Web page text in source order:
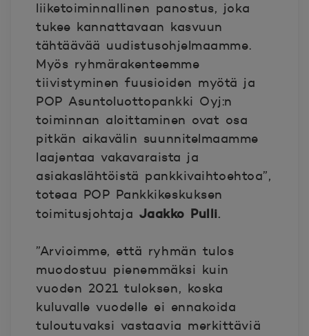
liiketoiminnallinen panostus, joka
tukee kannattavaan kasvuun
tähtäävää uudistusohjelmaamme.
Myös ryhmärakenteemme
tiivistyminen fuusioiden myötä ja
POP Asuntoluottopankki Oyj:n
toiminnan aloittaminen ovat osa
pitkän aikavälin suunnitelmaamme
laajentaa vakavaraista ja
asiakaslähtöistä pankkivaihtoehtoa”,
toteaa POP Pankkikeskuksen
toimitusjohtaja Jaakko Pulli.
”Arvioimme, että ryhmän tulos
muodostuu pienemmäksi kuin
vuoden 2021 tuloksen, koska
kuluvalle vuodelle ei ennakoida
tuloutuvaksi vastaavia merkittäviä